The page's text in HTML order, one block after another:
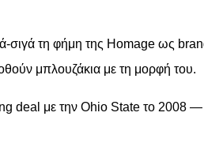
σιγά τη φήμη της Homage ως
μπλουζάκια με τη μορφή του.
deal με την Ohio State το 2008